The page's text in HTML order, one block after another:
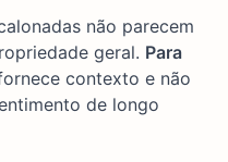
não parecem
geral. Para
contexto e não
de longo